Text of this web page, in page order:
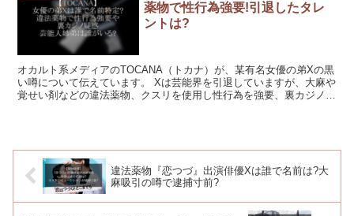
薬物で性行為強要!引退したタレ
ントは?
オカルト系メディアのTOCANA（トカナ）が、某有名女優の弟Xの黒
い噂について伝えています。 Xは芸能界を引退していますが、大麻や
覚せい剤などの違法薬物、クスリを使用し性行為を強要、裏カジノに
違法薬物『恋つづ』出演俳優Xは誰で名前は?大
麻吸引の噂で逮捕寸前?